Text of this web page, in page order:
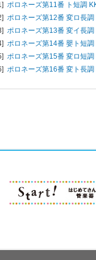
ポロネーズ第11番 ト短調
ポロネーズ第12番 変ロ長調
ポロネーズ第13番 変イ長調
ポロネーズ第14番 嬰ト短調
ポロネーズ第15番 変ロ短調
ポロネーズ第16番 変ト長調